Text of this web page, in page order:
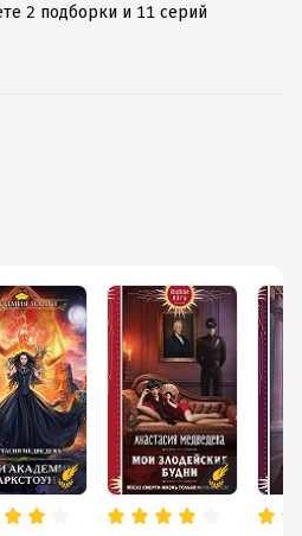
2 подборки и 11 серий
чтобы не расставаться